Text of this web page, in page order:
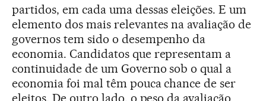
partidos, em cada uma dessas eleições. E um
elemento dos mais relevantes na avaliação de
governos tem sido o desempenho da
economia. Candidatos que representam a
continuidade de um Governo sob o qual a
economia foi mal têm pouca chance de ser
eleitos. De outro lado, o peso da avaliação